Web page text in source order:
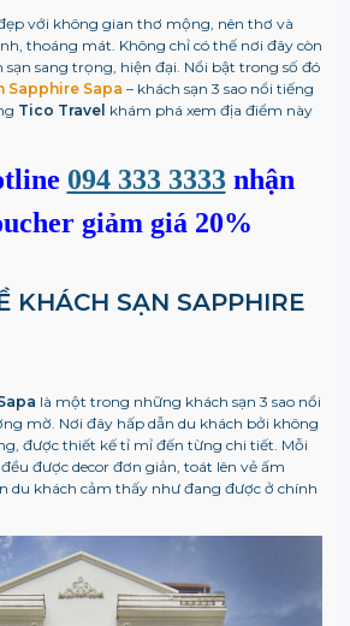
với không gian thơ mộng, nên thơ và
thoáng mát. Không chỉ có thế nơi đây còn
sang trọng, hiện đại. Nổi bật trong số đó
Sapphire Sapa – khách sạn 3 sao nổi tiếng
Tico Travel khám phá xem địa điểm này
094 333 3333 nhận
giảm giá 20%
KHÁCH SẠN SAPPHIRE
là một trong những khách sạn 3 sao nổi
mờ. Nơi đây hấp dẫn du khách bởi không
được thiết kế tỉ mỉ đến từng chi tiết. Mỗi
được decor đơn giản, toát lên vẻ ấm
du khách cảm thấy như đang được ở chính